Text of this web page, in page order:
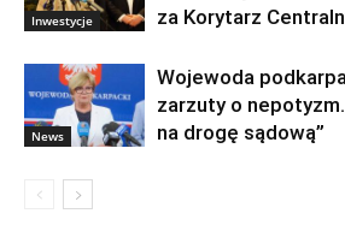
Inwestycje
za Korytarz
News
Wojewoda
zarzuty o
na drogę sądową”